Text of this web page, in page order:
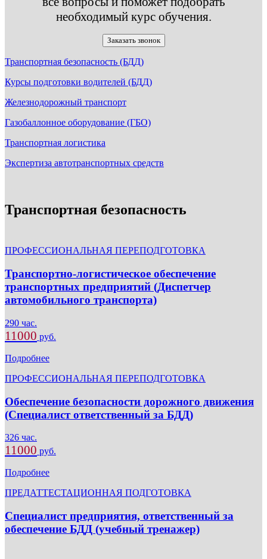
необходимый курс обучения.
Заказать звонок
Транспортная безопасность (БДД)
Курсы подготовки водителей (БДД)
Железнодорожный транспорт
Газобаллонное оборудование (ГБО)
Транспортная логистика
Экспертиза автотранспортных средств
Транспортная безопасность
ПРОФЕССИОНАЛЬНАЯ ПЕРЕПОДГОТОВКА
Транспортно-логистическое обеспечение
транспортных предприятий (Диспетчер
автомобильного транспорта)
290 час.
11000 руб.
Подробнее
ПРОФЕССИОНАЛЬНАЯ ПЕРЕПОДГОТОВКА
Обеспечение безопасности дорожного движения
(Специалист ответственный за БДД)
326 час.
11000 руб.
Подробнее
ПРЕДАТТЕСТАЦИОННАЯ ПОДГОТОВКА
Специалист предприятия, ответственный за
обеспечение БДД (учебный тренажер)